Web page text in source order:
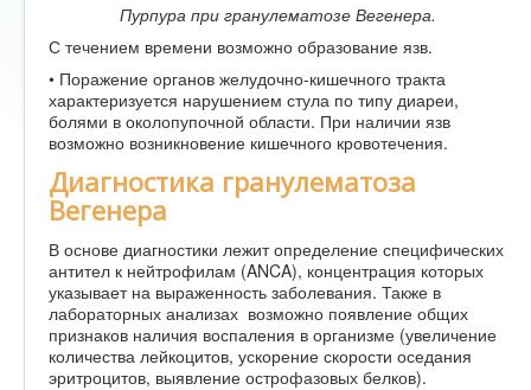
Пурпура при гранулематозе Вегенера.
С течением времени возможно образование язв.
• Поражение органов желудочно-кишечного тракта
характеризуется нарушением стула по типу диареи,
болями в околопупочной области. При наличии язв
возможно возникновение кишечного кровотечения.
Диагностика гранулематоза
Вегенера
В основе диагностики лежит определение специфических
антител к нейтрофилам (ANCA), концентрация которых
указывает на выраженность заболевания. Также в
лабораторных анализах возможно появление общих
признаков наличия воспаления в организме (увеличение
количества лейкоцитов, ускорение скорости оседания
эритроцитов, выявление острофазовых белков).